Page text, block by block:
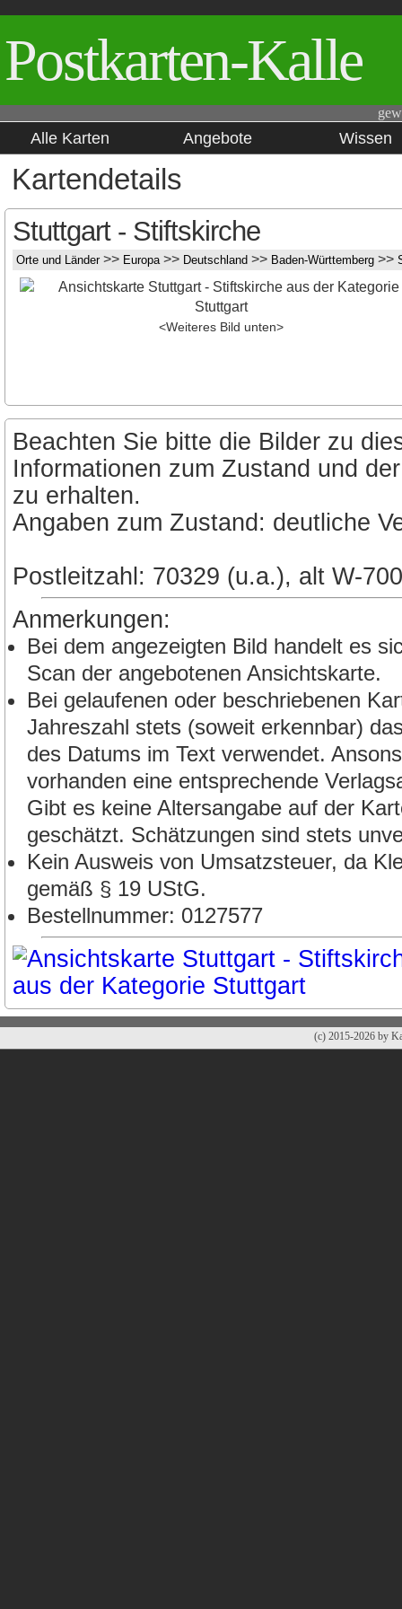
Postkarten-Kalle
Alle Karten Angebote Wissen
Kartendetails
Stuttgart - Stiftskirche
Orte und Länder >> Europa >> Deutschland >> Baden-Württemberg >>
<Weiteres Bild unten>
Beachten Sie bitte die Bilder zu
Informationen zum Zustand und
zu erhalten.
Angaben zum Zustand: deutliche
Postleitzahl: 70329 (u.a.), alt W-
Anmerkungen:
Bei dem angezeigten Bild handelt es
Scan der angebotenen Ansichtskarte.
Bei gelaufenen oder beschriebenen
Jahreszahl stets (soweit erkennbar)
des Datums im Text verwendet.
vorhanden eine entsprechende
Gibt es keine Altersangabe auf der
geschätzt. Schätzungen sind stets
Kein Ausweis von Umsatzsteuer, da
gemäß § 19 UStG.
Bestellnummer: 0127577
(c) 2015-2026 by